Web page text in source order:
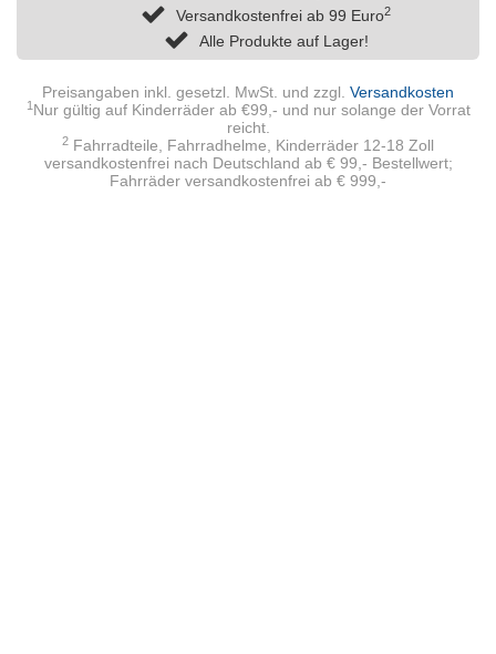
Versandkostenfrei ab 99 Euro2
Alle Produkte auf Lager!
Preisangaben inkl. gesetzl. MwSt. und zzgl. Versandkosten
1Nur gültig auf Kinderräder ab €99,- und nur solange der Vorrat
reicht.
2 Fahrradteile, Fahrradhelme, Kinderräder 12-18 Zoll
versandkostenfrei nach Deutschland ab € 99,- Bestellwert;
Fahrräder versandkostenfrei ab € 999,-